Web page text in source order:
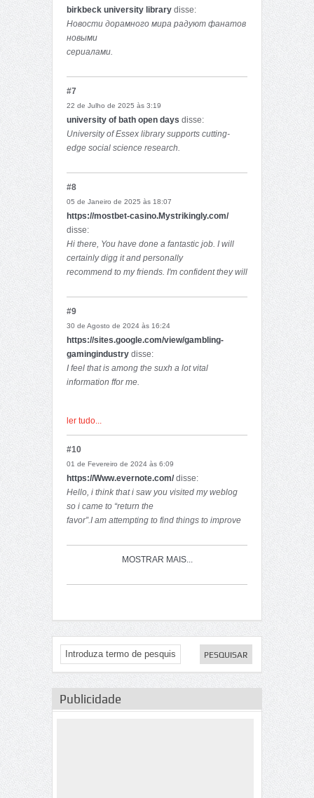
birkbeck university library disse:
Новости дорамного мира радуют фанатов
новыми
сериалами.
#7
22 de Julho de 2025 às 3:19
university of bath open days disse:
University of Essex library supports cutting-
edge social science research.
#8
05 de Janeiro de 2025 às 18:07
https://mostbet-casino.Mystrikingly.com/
disse:
Hi there, You have done a fantastic job. I will
certainly digg it and personally
recommend to my friends. I'm confident they will
#9
30 de Agosto de 2024 às 16:24
https://sites.google.com/view/gambling-
gamingindustry disse:
I feel that is among the suxh a lot vital
information ffor me.
wannna statement on some basic things, The
web site style is wonderful, the articles is really
excellent :
D. Excellent task, cheers
ler tudo...
#10
01 de Fevereiro de 2024 às 6:09
https://Www.evernote.com/ disse:
Hello, i think that i saw you visited my weblog
so i came to “return the
favor”.I am attempting to find things to improve
site!I sulpose its ok to use a few of your ideas!!
MOSTRAR MAIS...
Publicidade